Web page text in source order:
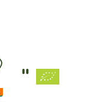
"
Produkt zu Favouriten